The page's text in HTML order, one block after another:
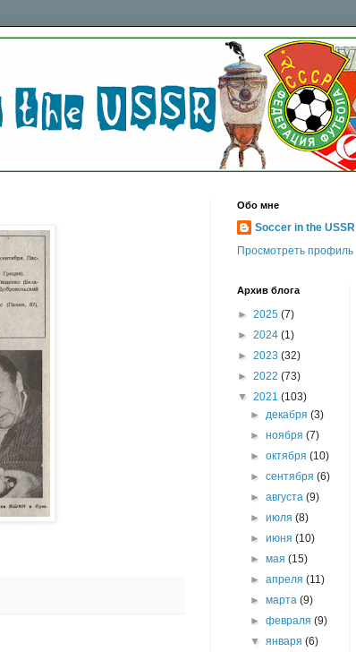
Обо мне
Soccer in the USSR
Просмотреть профиль
Архив блога
► 2025 (7)
► 2024 (1)
► 2023 (32)
► 2022 (73)
▼ 2021 (103)
►декабря(3)
►ноября(7)
►октября(10)
►сентября(6)
►августа(9)
►июля(8)
►июня(10)
►мая(15)
►апреля(11)
►марта(9)
►февраля(9)
▼января(6)